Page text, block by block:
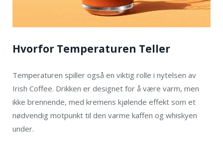
Hvorfor Temperaturen Teller
Temperaturen spiller også en viktig rolle i nytelsen av
Irish Coffee. Drikken er designet for å være varm, men
ikke brennende, med kremens kjølende effekt som et
nødvendig motpunkt til den varme kaffen og whiskyen
under.